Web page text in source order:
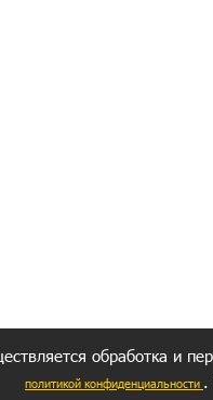
обработка и
политикой конфиденциальности .